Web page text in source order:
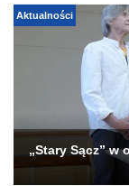
Aktualności
„Stary Sącz” w